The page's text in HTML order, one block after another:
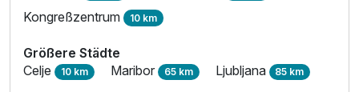
Kongreßzentrum 10 km
Größere Städte
Celje 10 km Maribor 65 km Ljubljana 85 km